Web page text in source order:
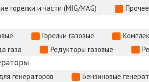
горелки и части (MIG/MAG)
Горелки газовые
газа
Редукторы газовые
генераторов Бензиновые